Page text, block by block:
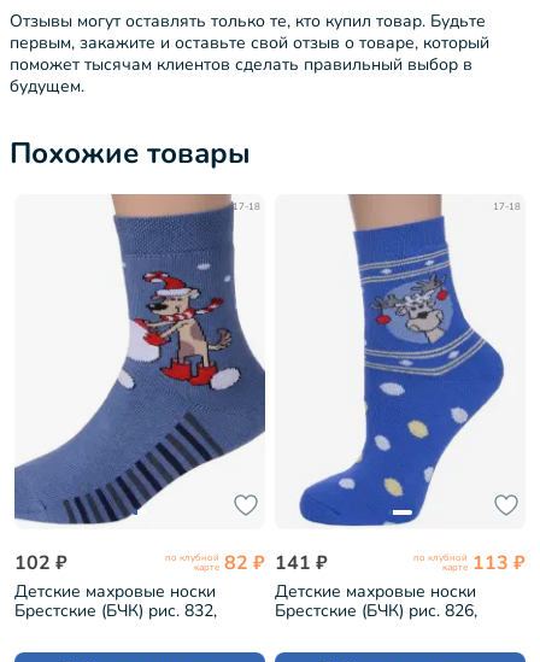
Отзывы могут оставлять только те, кто купил товар. Будьте
первым, закажите и оставьте свой отзыв о товаре, который
поможет тысячам клиентов сделать правильный выбор в
будущем.
Похожие товары
17-18
102 ₽ по клубной
карте 82 ₽
Детские махровые носки
Брестские (БЧК) рис. 832,
17-18
141 ₽ по клубной
карте 113 ₽
Детские махровые носки
Брестские (БЧК) рис. 826,